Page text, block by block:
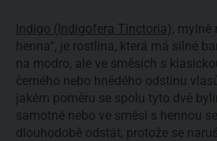
Indigo (Indigofera Tinctoria), mylně
henna“, je rostlina, která má silné
na modro, ale ve směsích s
černého nebo hnědého odstínu
jakém poměru se spolu tyto dvě
samotné nebo ve směsi s hennou
dlouhodobě odstát, protože se